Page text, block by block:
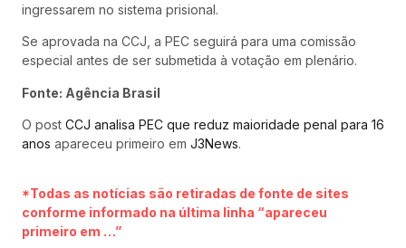
ingressarem no sistema prisional.
Se aprovada na CCJ, a PEC seguirá para uma comissão
especial antes de ser submetida à votação em plenário.
Fonte: Agência Brasil
O post CCJ analisa PEC que reduz maioridade penal para 16
anos apareceu primeiro em J3News.
*Todas as notícias são retiradas de fonte de sites
conforme informado na última linha “apareceu
primeiro em …”